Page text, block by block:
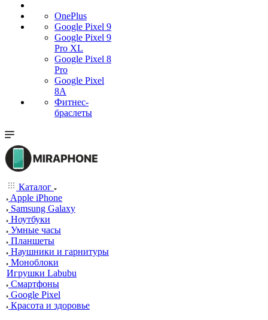
OnePlus
Google Pixel 9
Google Pixel 9
Pro XL
Google Pixel 8
Pro
Google Pixel
8A
Фитнес-
браслеты
Каталог
Apple iPhone
Samsung Galaxy
Ноутбуки
Умные часы
Планшеты
Наушники и гарнитуры
Моноблоки
Игрушки Labubu
Смартфоны
Google Pixel
Красота и здоровье